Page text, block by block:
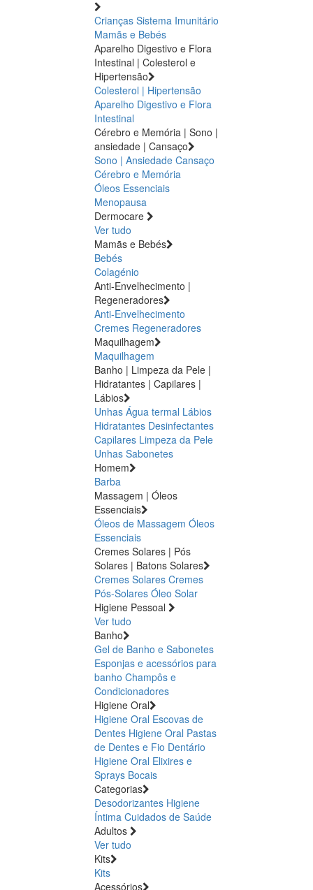
Crianças Sistema Imunitário
Mamãs e Bebés
Aparelho Digestivo e Flora
Intestinal | Colesterol e
Hipertensão
Colesterol | Hipertensão
Aparelho Digestivo e Flora
Intestinal
Cérebro e Memória | Sono |
ansiedade | Cansaço
Sono | Ansiedade Cansaço
Cérebro e Memória
Óleos Essenciais
Menopausa
Dermocare
Ver tudo
Mamãs e Bebés
Bebés
Colagénio
Anti-Envelhecimento |
Regeneradores
Anti-Envelhecimento
Cremes Regeneradores
Maquilhagem
Maquilhagem
Banho | Limpeza da Pele |
Hidratantes | Capilares |
Lábios
Unhas Água termal Lábios
Hidratantes Desinfectantes
Capilares Limpeza da Pele
Unhas Sabonetes
Homem
Barba
Massagem | Óleos
Essenciais
Óleos de Massagem Óleos
Essenciais
Cremes Solares | Pós
Solares | Batons Solares
Cremes Solares Cremes
Pós-Solares Óleo Solar
Higiene Pessoal
Ver tudo
Banho
Gel de Banho e Sabonetes
Esponjas e acessórios para
banho Champôs e
Condicionadores
Higiene Oral
Higiene Oral Escovas de
Dentes Higiene Oral Pastas
de Dentes e Fio Dentário
Higiene Oral Elixires e
Sprays Bocais
Categorias
Desodorizantes Higiene
Íntima Cuidados de Saúde
Adultos
Ver tudo
Kits
Kits
Acessórios